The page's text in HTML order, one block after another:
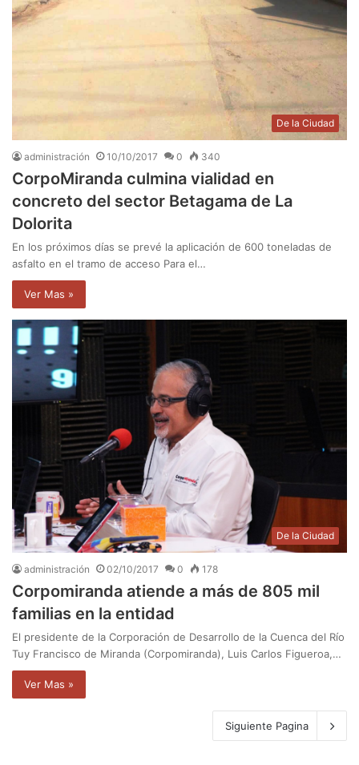
De la Ciudad
administración 10/10/2017 0 340
CorpoMiranda culmina vialidad en
concreto del sector Betagama de La
Dolorita
En los próximos días se prevé la aplicación de 600 toneladas de
asfalto en el tramo de acceso Para el…
Ver Mas »
De la Ciudad
administración 02/10/2017 0 178
Corpomiranda atiende a más de 805 mil
familias en la entidad
El presidente de la Corporación de Desarrollo de la Cuenca del Río
Tuy Francisco de Miranda (Corpomiranda), Luis Carlos Figueroa,…
Ver Mas »
Siguiente Pagina